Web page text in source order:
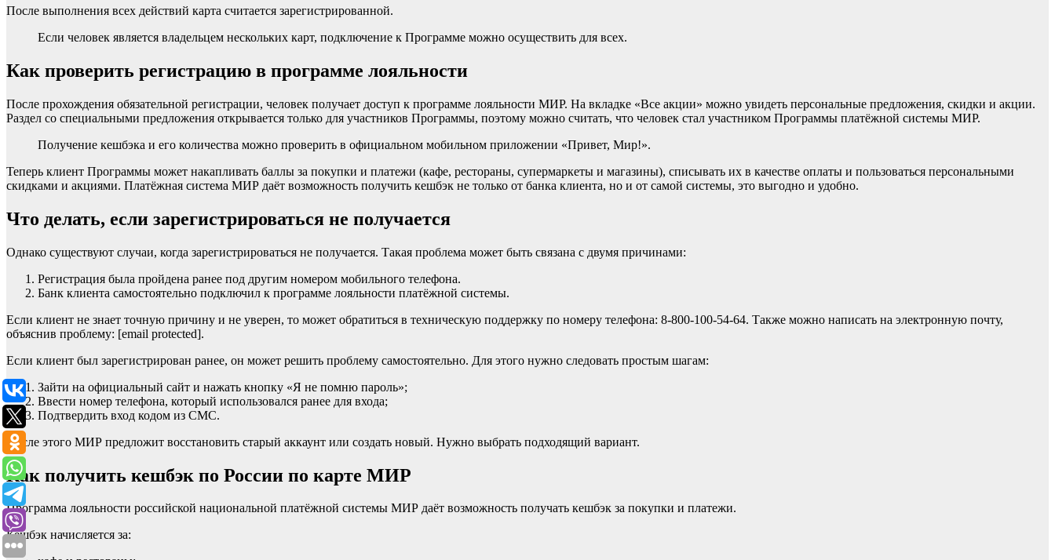
После выполнения всех действий карта считается зарегистрированной.
Если человек является владельцем нескольких карт, подключение к Программе можно осуществить для всех.
Как проверить регистрацию в программе лояльности
После прохождения обязательной регистрации, человек получает доступ к программе лояльности МИР. На вкладке «Все акции» можно увидеть персональные предложения, скидки и акции.
Раздел со специальными предложения открывается только для участников Программы, поэтому можно считать, что человек стал участником Программы платёжной системы МИР.
Получение кешбэка и его количества можно проверить в официальном мобильном приложении «Привет, Мир!».
Теперь клиент Программы может накапливать баллы за покупки и платежи (кафе, рестораны, супермаркеты и магазины), списывать их в качестве оплаты и пользоваться персональными
скидками и акциями. Платёжная система МИР даёт возможность получить кешбэк не только от банка клиента, но и от самой системы, это выгодно и удобно.
Что делать, если зарегистрироваться не получается
Однако существуют случаи, когда зарегистрироваться не получается. Такая проблема может быть связана с двумя причинами:
Регистрация была пройдена ранее под другим номером мобильного телефона.
Банк клиента самостоятельно подключил к программе лояльности платёжной системы.
Если клиент не знает точную причину и не уверен, то может обратиться в техническую поддержку по номеру телефона: 8-800-100-54-64. Также можно написать на электронную почту,
объяснив проблему: [email protected].
Если клиент был зарегистрирован ранее, он может решить проблему самостоятельно. Для этого нужно следовать простым шагам:
Зайти на официальный сайт и нажать кнопку «Я не помню пароль»;
Ввести номер телефона, который использовался ранее для входа;
Подтвердить вход кодом из СМС.
После этого МИР предложит восстановить старый аккаунт или создать новый. Нужно выбрать подходящий вариант.
Как получить кешбэк по России по карте МИР
Программа лояльности российской национальной платёжной системы МИР даёт возможность получать кешбэк за покупки и платежи.
Кешбэк начисляется за: